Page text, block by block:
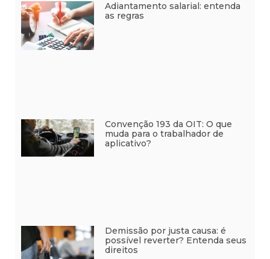
Adiantamento salarial: entenda
as regras
Convenção 193 da OIT: O que
muda para o trabalhador de
aplicativo?
Demissão por justa causa: é
possível reverter? Entenda seus
direitos